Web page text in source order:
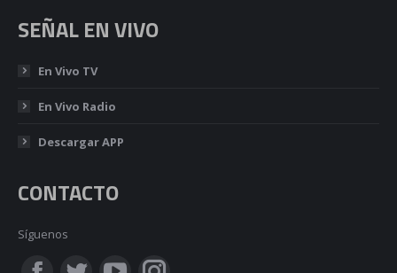
SEÑAL EN VIVO
En Vivo TV
En Vivo Radio
Descargar APP
CONTACTO
Síguenos
Encuéntranos en: